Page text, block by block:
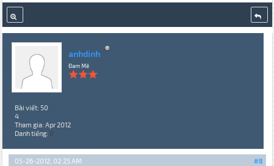
anhdinh
Đam Mê
Bài viết: 50
4
Tham gia: Apr 2012
Danh tiếng: 0
#8
05-26-2012, 02:25 AM